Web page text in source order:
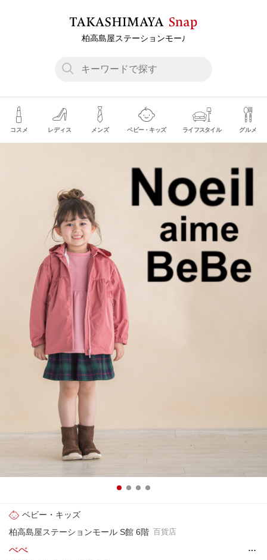
コスメ レディス メンズ ベビー・キッズ ライフスタイル グルメ
ベビー・キッズ
柏高島屋ステーションモール S館 6階 百貨店
べべ
…